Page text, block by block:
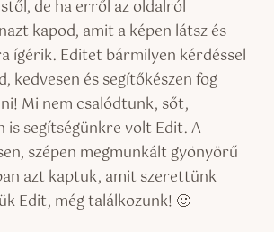
de ha erről az oldalról
kapod, amit a képen látsz és
ígérik. Editet bármilyen kérdéssel
kedvesen és segítőkészen fog
Mi nem csalódtunk, sőt,
is segítségünkre volt Edit. A
szépen megmunkált gyönyörű
azt kaptuk, amit szerettünk
Edit, még találkozunk! 🙂